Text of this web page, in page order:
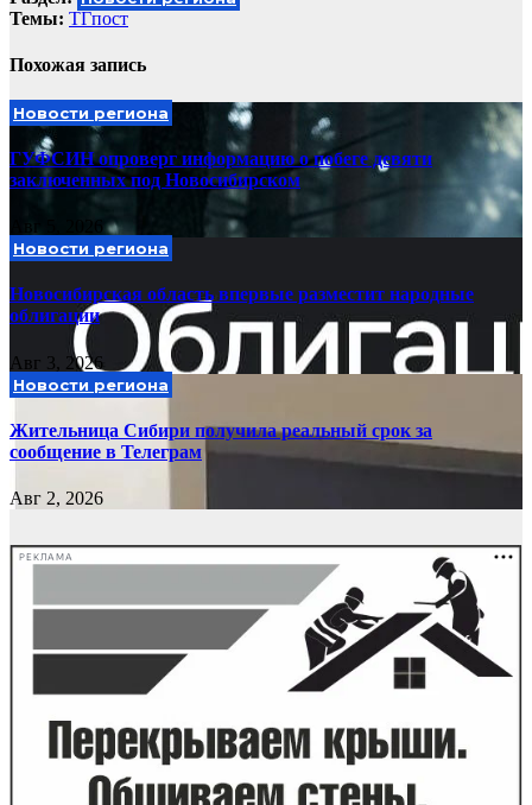
Темы: ТГпост
Похожая запись
Новости региона
ГУФСИН опроверг информацию о побеге девяти
заключенных под Новосибирском
Новости региона
Новосибирская область впервые разместит народные
облигации
Авг 3, 2026
Новости региона
Жительница Сибири получила реальный срок за
сообщение в Телеграм
Авг 2, 2026
РЕКЛАМА